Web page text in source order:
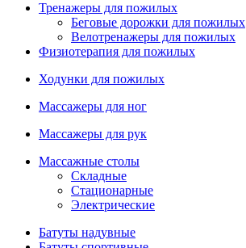
Тренажеры для пожилых
Беговые дорожки для пожилых
Велотренажеры для пожилых
Физиотерапия для пожилых
Ходунки для пожилых
Массажеры для ног
Массажеры для рук
Массажные столы
Складные
Стационарные
Электрические
Батуты надувные